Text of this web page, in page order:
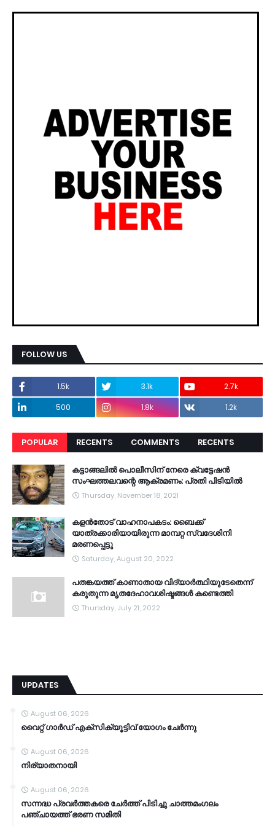
FOLLOW US
1.5k 3.1k
2.7k
500
1.8k 1.2k
POPULAR RECENTS COMMENTS RECENTS
കട്ടാങ്ങലിൽ പൊലീസിന് നേരെ ക്വട്ടേഷൻ
സംഘത്തലവന്റെ ആക്രമണം: പ്രതി പിടിയിൽ
Thursday, November 18, 2021
കളൻതോട് വാഹനാപകടം: ബൈക്ക്
യാത്രക്കാരിയായിരുന്ന മാമ്പറ്റ സ്വദേശിനി
മരണപ്പെട്ടു
Saturday, August 20, 2022
പതങ്കയത്ത് കാണാതായ വിദ്യാർത്ഥിയുടേതെന്ന്
കരുതുന്ന മൃതദേഹാവശിഷ്ടങ്ങൾ കണ്ടെത്തി
Thursday, July 21, 2022
UPDATES
August 06, 2026
വൈറ്റ് ഗാർഡ് എക്സിക്യൂട്ടിവ് യോഗം ചേർന്നു
August 06, 2026
നിര്യാതനായി
August 06, 2026
സന്നദ്ധ പ്രവർത്തകരെ ചേർത്ത് പിടിച്ചു ചാത്തമംഗലം
പഞ്ചായത്ത്‌ ഭരണ സമിതി